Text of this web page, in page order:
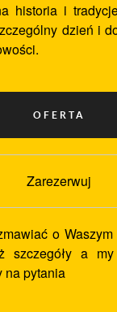
historia i
dzień i
Zarezerwuj
o
szczegóły a
na pytania